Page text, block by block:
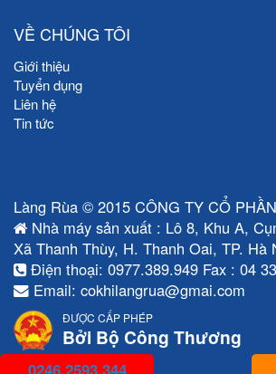
VỀ CHÚNG TÔI
Giới thiệu
Tuyển dụng
Liên hệ
Tin tức
Làng Rùa © 2015 CÔNG TY CỔ
Nhà máy sản xuất : Lô 8, Khu A,
Xã Thanh Thùy, H. Thanh Oai, TP. Hà
Điện thoại: 0977.389.949 Fax : 04
Email: cokhilangrua@gmai.com
ĐƯỢC CẤP PHÉP
Bởi Bộ Công Thương
0246.2593.344